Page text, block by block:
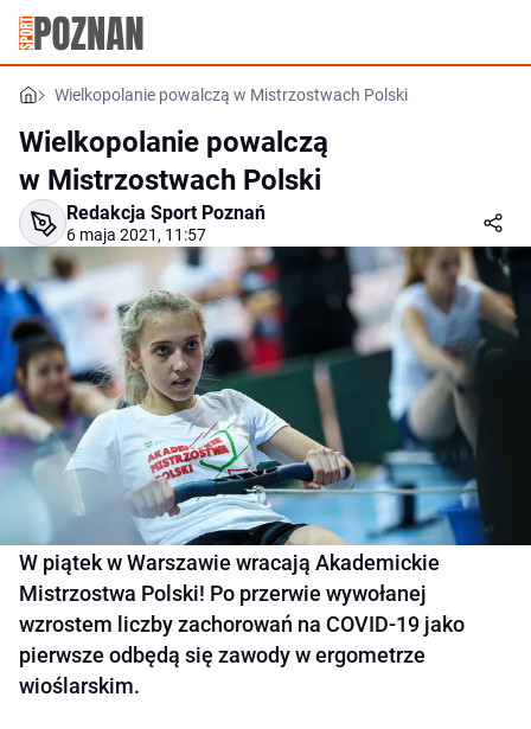
Wielkopolanie powalczą w Mistrzostwach Polski
Wielkopolanie powalczą
w Mistrzostwach Polski
Redakcja Sport Poznań
6 maja 2021, 11:57
W piątek w Warszawie wracają Akademickie
Mistrzostwa Polski! Po przerwie wywołanej
wzrostem liczby zachorowań na COVID-19 jako
pierwsze odbędą się zawody w ergometrze
wioślarskim.